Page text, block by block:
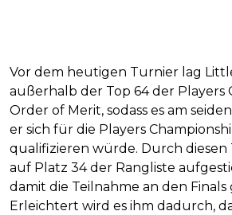
Vor dem heutigen Turnier lag
außerhalb der Top 64 der Players
Order of Merit, sodass es am
er sich für die Players
qualifizieren würde. Durch diesen
auf Platz 34 der Rangliste
damit die Teilnahme an den Finals
Erleichtert wird es ihm dadurch,